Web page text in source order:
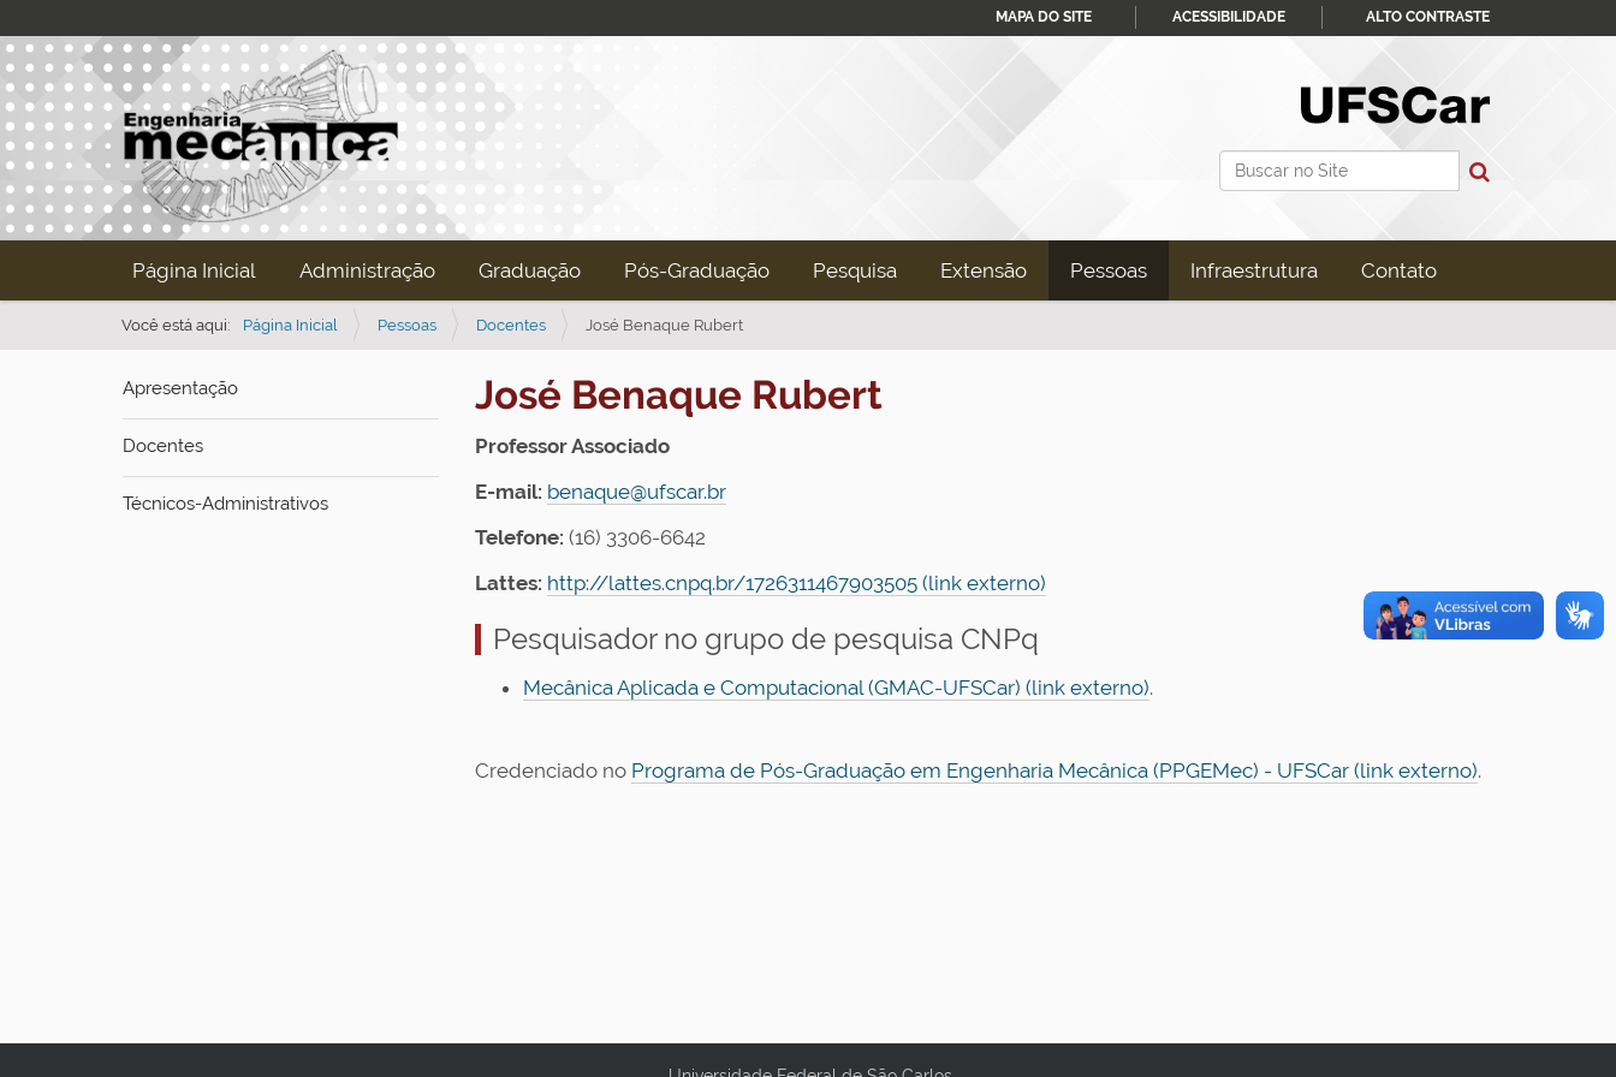
Busca
MAPA DO SITE ACESSIBILIDADE ALTO CONTRASTE
Página Inicial Administração Graduação Pós-Graduação Pesquisa Extensão Pessoas Infraestrutura Contato
Você está aqui: Página Inicial Pessoas Docentes José Benaque Rubert
Apresentação
Docentes
Técnicos-Administrativos
José Benaque Rubert
Professor Associado
E-mail: benaque@ufscar.br
Telefone: (16) 3306-6642
Lattes: http://lattes.cnpq.br/1726311467903505 (link externo)
Pesquisador no grupo de pesquisa CNPq
Mecânica Aplicada e Computacional (GMAC-UFSCar) (link externo).
Credenciado no Programa de Pós-Graduação em Engenharia Mecânica (PPGEMec) - UFSCar (link externo).